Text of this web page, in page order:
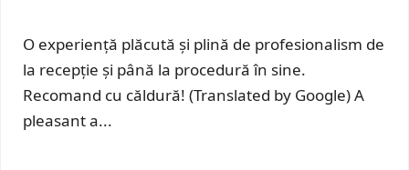
O experiență plăcută și plină de profesionalism de
la recepție și până la procedură în sine.
Recomand cu căldură! (Translated by Google) A
pleasant a...